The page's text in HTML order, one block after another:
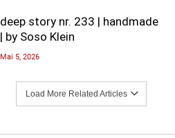
deep story nr. 233 | handmade
| by Soso Klein
Mai 5, 2026
Load More Related Articles